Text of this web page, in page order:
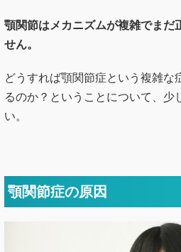
顎関節はメカニズムが複雑でまだ
せん。
どうすれば顎関節症という複雑な
るのか？ということについて、少
い。
顎関節症の原因